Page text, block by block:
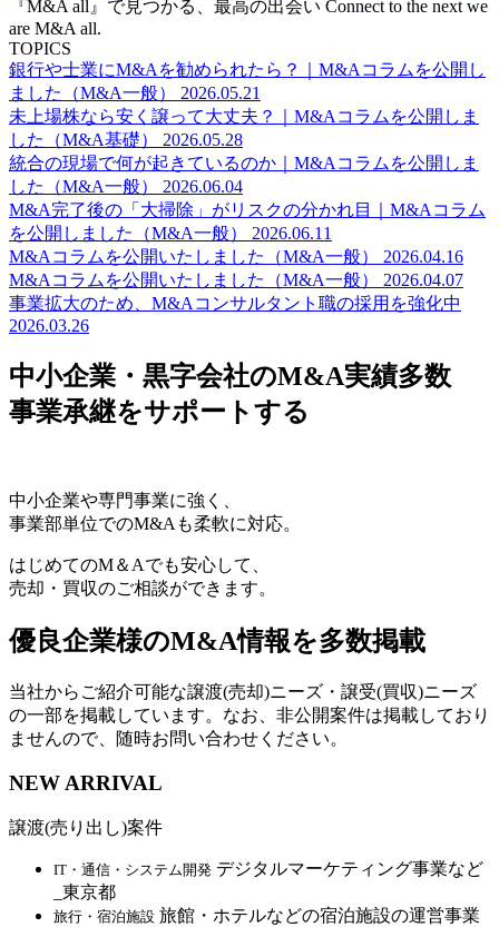
『M&A all』で見つかる、最高の出会い Connect to the next we
are M&A all.
TOPICS
銀行や士業にM&Aを勧められたら？｜M&Aコラムを公開し
ました（M&A一般）
2026.05.21
未上場株なら安く譲って大丈夫？｜M&Aコラムを公開しま
した（M&A基礎）
2026.05.28
統合の現場で何が起きているのか｜M&Aコラムを公開しま
した（M&A一般）
2026.06.04
M&A完了後の「大掃除」がリスクの分かれ目｜M&Aコラム
を公開しました（M&A一般）
2026.06.11
M&Aコラムを公開いたしました（M&A一般）
2026.04.16
M&Aコラムを公開いたしました（M&A一般）
2026.04.07
事業拡大のため、M&Aコンサルタント職の採用を強化中
2026.03.26
中小企業・黒字会社のM&A実績多数
事業承継をサポートする
中小企業や専門事業に強く、
事業部単位でのM&Aも柔軟に対応。
はじめてのM＆Aでも安心して、
売却・買収のご相談ができます。
優良企業様のM&A情報を多数掲載
当社からご紹介可能な譲渡(売却)ニーズ・譲受(買収)ニーズ
の一部を掲載しています。なお、非公開案件は掲載しており
ませんので、随時お問い合わせください。
NEW ARRIVAL
譲渡(売り出し)案件
IT・通信・システム開発 デジタルマーケティング事業など
_東京都
旅行・宿泊施設 旅館・ホテルなどの宿泊施設の運営事業